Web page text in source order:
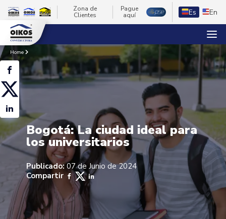
Zona de
Clientes
Pague
aquí
Es En
Home
Bogotá: La ciudad ideal para
los universitarios
Publicado:07 de Junio de 2024
Compartir